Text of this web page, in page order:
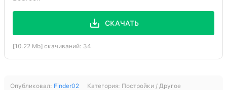
СКАЧАТЬ
[10.22 Mb] скачиваний: 34
Опубликовал: Finder02 Категория: Постройки / Другое